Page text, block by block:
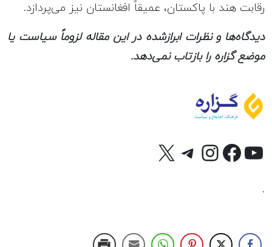
رقابت هند با پاکستان، عمیقاً افغانستان نیز می‌پردازد.
دیدگاه‌ها و نظرات ابرازشده در این مقاله لزوماً سیاست یا
موضع گزاره را بازتاب نمی‌دهد.
یوتیوب
فیس‌بوک
اینستاگرم
تلگرام
X